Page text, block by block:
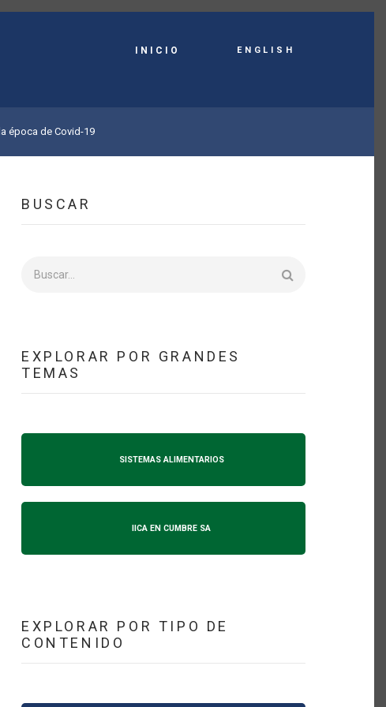
INICIO English
época de Covid-19
BUSCAR
EXPLORAR POR GRANDES
TEMAS
SISTEMAS ALIMENTARIOS
IICA EN CUMBRE SA
EXPLORAR POR TIPO DE
CONTENIDO